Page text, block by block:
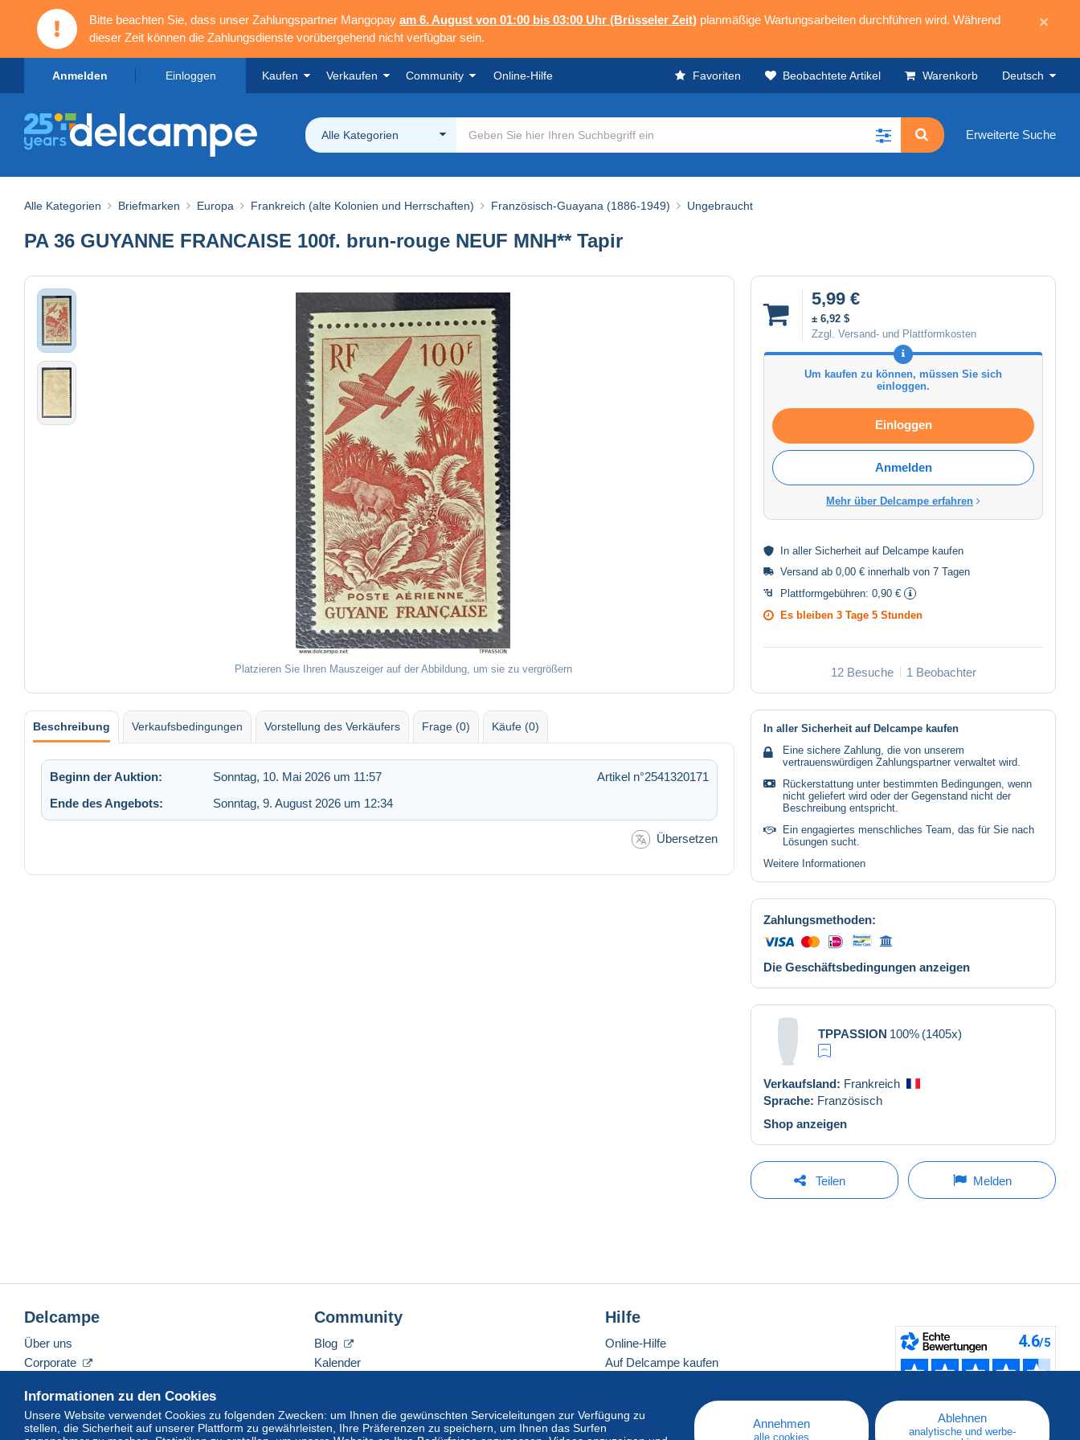
Bitte beachten Sie, dass unser Zahlungspartner Mangopay am 6. August von 01:00 bis 03:00 Uhr (Brüsseler Zeit) planmäßige Wartungsarbeiten durchführen wird. Während
dieser Zeit können die Zahlungsdienste vorübergehend nicht verfügbar sein.
×
Anmelden Einloggen Kaufen Verkaufen Community Online-Hilfe Favoriten Beobachtete Artikel Warenkorb Deutsch
Alle Kategorien Erweiterte Suche
Alle Kategorien Briefmarken Europa Frankreich (alte Kolonien und Herrschaften) Französisch-Guayana (1886-1949) Ungebraucht
PA 36 GUYANNE FRANCAISE 100f. brun-rouge NEUF MNH** Tapir
Platzieren Sie Ihren Mauszeiger auf der Abbildung, um sie zu vergrößern
5,99 €
± 6,92 $
Zzgl. Versand- und Plattformkosten
Um kaufen zu können, müssen Sie sich
einloggen.
Einloggen
Anmelden
Mehr über Delcampe erfahren
In aller Sicherheit auf Delcampe kaufen
Versand ab 0,00 € innerhalb von 7 Tagen
Plattformgebühren: 0,90 €
Es bleiben 3 Tage 5 Stunden
12 Besuche 1 Beobachter
Beschreibung Verkaufsbedingungen Vorstellung des Verkäufers Frage (0) Käufe (0)
Beginn der Auktion: Sonntag, 10. Mai 2026 um 11:57
Artikel n°2541320171
Ende des Angebots:
Sonntag, 9. August 2026 um 12:34
Übersetzen
In aller Sicherheit auf Delcampe kaufen
Eine sichere Zahlung, die von unserem
vertrauenswürdigen Zahlungspartner verwaltet wird.
Rückerstattung unter bestimmten Bedingungen, wenn
nicht geliefert wird oder der Gegenstand nicht der
Beschreibung entspricht.
Ein engagiertes menschliches Team, das für Sie nach
Lösungen sucht.
Weitere Informationen
Zahlungsmethoden:
Die Geschäftsbedingungen anzeigen
TPPASSION 100% (1405x)
Verkaufsland: Frankreich
Sprache: Französisch
Shop anzeigen
Teilen Melden
Informationen zu den Cookies
Unsere Website verwendet Cookies zu folgenden Zwecken: um Ihnen die gewünschten Serviceleitungen zur Verfügung zu
stellen, die Sicherheit auf unserer Plattform zu gewährleisten, Ihre Präferenzen zu speichern, um Ihnen das Surfen
Annehmen
alle cookies
Ablehnen
analytische und werbe-
Delcampe
Über uns
Corporate
Nehmen Sie Kontakt mit uns auf
Community
Blog
Kalender
Hilfe
Online-Hilfe
Auf Delcampe kaufen
Eine sichere Website